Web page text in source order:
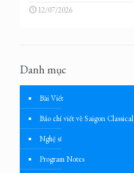
12/07/2026
Danh mục
Bài Viết
Báo chí viết về Saigon Classical
Nghệ sĩ
Program Notes